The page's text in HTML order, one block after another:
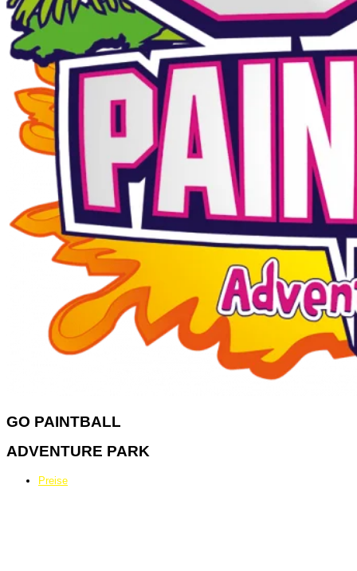
GO PAINTBALL
ADVENTURE PARK
Preise